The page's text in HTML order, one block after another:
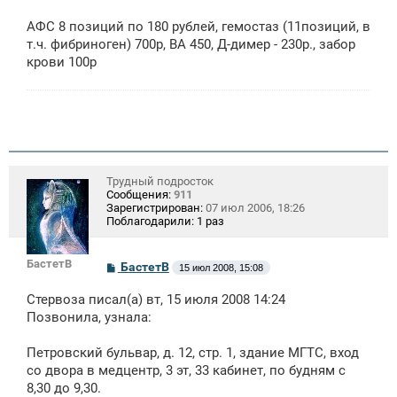
АФС 8 позиций по 180 рублей, гемостаз (11позиций, в
т.ч. фибриноген) 700р, ВА 450, Д-димер - 230р., забор
крови 100р
БастетВ
Трудный подросток
Сообщения: 911
Зарегистрирован: 07 июл 2006, 18:26
Поблагодарили: 1 раз
С
о
б
щ
и
БастетВ 15 июл 2008, 15:08
Стервоза писал(а) вт, 15 июля 2008 14:24
Позвонила, узнала:
Петровский бульвар, д. 12, стр. 1, здание МГТС, вход
со двора в медцентр, 3 эт, 33 кабинет, по будням с
8,30 до 9,30.